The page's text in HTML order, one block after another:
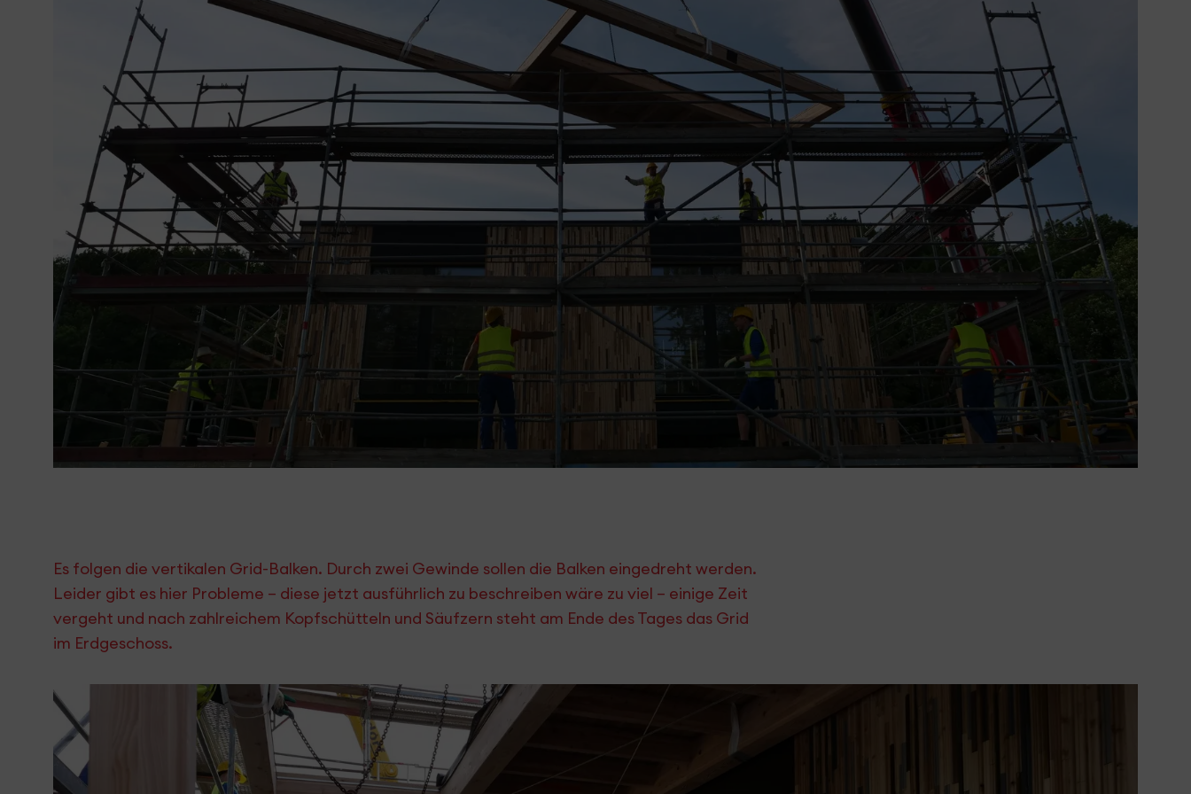
Es folgen die vertikalen Grid-Balken. Durch zwei Gewinde sollen die Balken eingedreht werden.
Leider gibt es hier Probleme – diese jetzt ausführlich zu beschreiben wäre zu viel – einige Zeit
vergeht und nach zahlreichem Kopfschütteln und Säufzern steht am Ende des Tages das Grid
im Erdgeschoss.